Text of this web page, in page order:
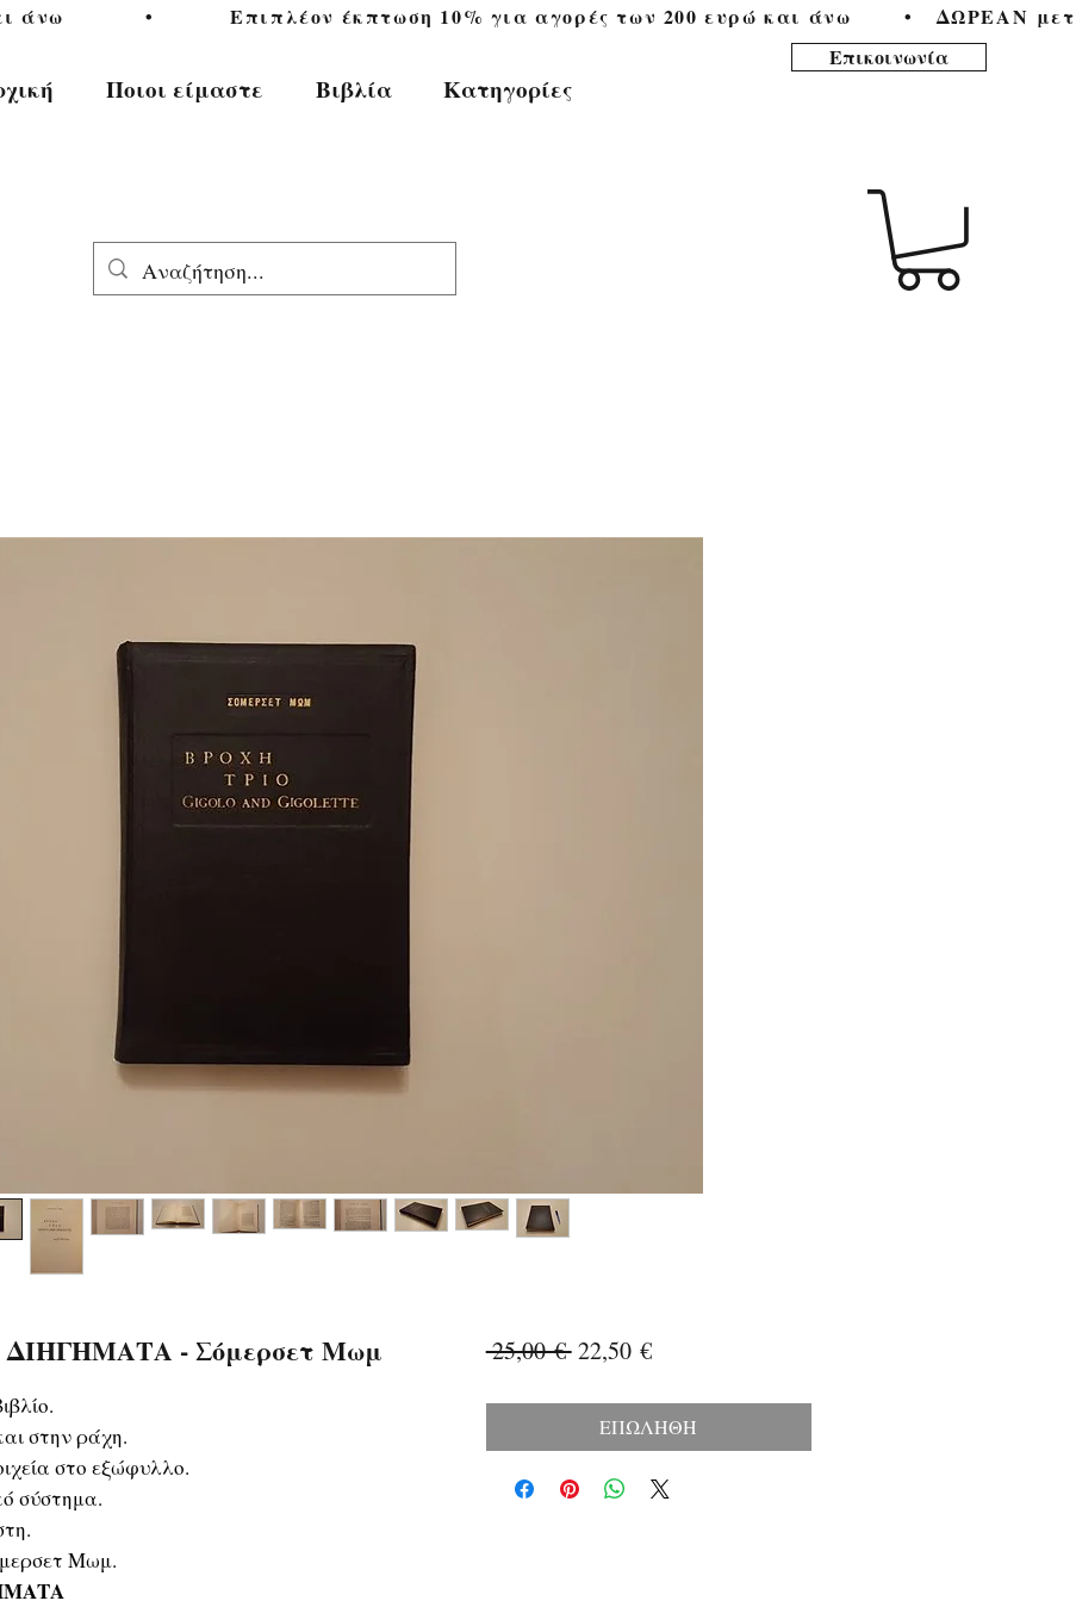
άνω            •           Επιπλέον έκπτωση 10% για αγορές των 200 ευρώ και άνω        •
Επικοινωνία
Ποιοι είμαστε Βιβλία Κατηγορίες
- Σόμερσετ Μωμ
στην ράχη.
στο εξώφυλλο.
σύστημα.
Μωμ.
25,00 € Κανονική
22,50 €Τιμή
ΕΠΩΛΗΘΗ